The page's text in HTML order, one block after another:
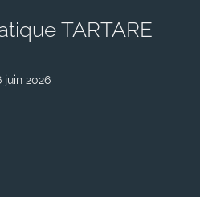
TARTARE
juin 2026